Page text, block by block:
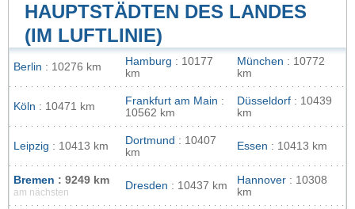
HAUPTSTÄDTEN DES LANDES
(IM LUFTLINIE)
Berlin : 10276 km Hamburg : 10177
km
München : 10772
km
Köln : 10471 km Frankfurt am Main :
10562 km
Düsseldorf : 10439
km
Leipzig : 10413 km Dortmund : 10407
km
Essen : 10413 km
Bremen : 9249 km
am nächsten
Dresden : 10437 km Hannover : 10308
km